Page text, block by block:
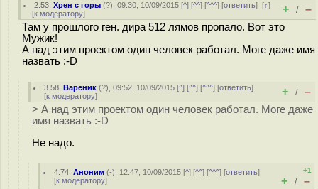
2.53 ,Хрен с горы (?), 09:30, 10/09/2015 [^] [^^] [^^^] [ответить][↑]
[к модератору] + / –
Там у прошлого ген. дира 512 лямов пропало. Вот это
Мужик!
А над этим проектом один человек работал. Могe даже имя
назвать :-D
3.58 ,Вареник (?), 09:52, 10/09/2015 [^] [^^] [^^^] [ответить]
[к модератору] + / –
> А над этим проектом один человек работал. Могe даже
имя назвать :-D
Не надо.
4.74 ,Аноним (-), 12:47, 10/09/2015 [^] [^^] [^^^] [ответить]
[к модератору]
+1
+ / –